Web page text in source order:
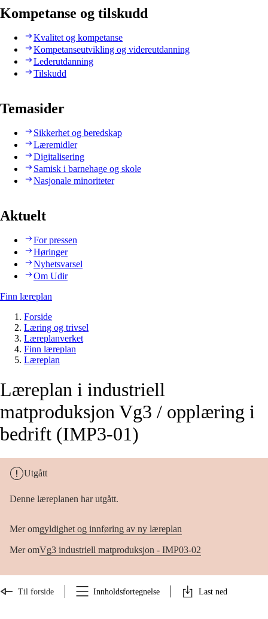
Kompetanse og tilskudd
Kvalitet og kompetanse
Kompetanseutvikling og videreutdanning
Lederutdanning
Tilskudd
Temasider
Sikkerhet og beredskap
Læremidler
Digitalisering
Samisk i barnehage og skole
Nasjonale minoriteter
Aktuelt
For pressen
Høringer
Nyhetsvarsel
Om Udir
Finn læreplan
Forside
Læring og trivsel
Læreplanverket
Finn læreplan
Læreplan
Læreplan i industriell
matproduksjon Vg3 / opplæring i
bedrift (IMP3-01)
Utgått
Denne læreplanen har utgått.
Mer omgyldighet og innføring av ny læreplan
Mer omVg3 industriell matproduksjon - IMP03-02
Til forside Innholdsfortegnelse Last ned